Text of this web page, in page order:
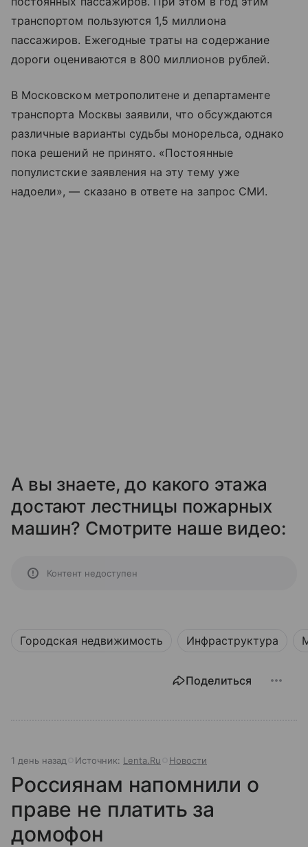
транспортом пользуются 1,5 миллиона
пассажиров. Ежегодные траты на содержание
дороги оцениваются в 800 миллионов рублей.
В Московском метрополитене и департаменте
транспорта Москвы заявили, что обсуждаются
различные варианты судьбы монорельса, однако
пока решений не принято. «Постоянные
популистские заявления на эту тему уже
надоели», — сказано в ответе на запрос СМИ.
А вы знаете, до какого этажа
достают лестницы пожарных
машин? Смотрите наше видео:
Контент недоступен
Городская недвижимость Инфраструктура
Поделиться
1 день назад Источник: Lenta.Ru Новости
Россиянам напомнили о
праве не платить за
домофон